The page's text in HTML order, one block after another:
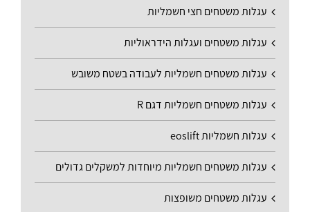
עגלות משטחים חצי חשמליות
עגלות משטחים ועגלות הידראוליות
עגלות משטחים חשמליות לעבודה בשטח משובש
עגלות משטחים חשמליות דגם R
עגלות חשמליות eoslift
עגלות משטחים חשמליות מיוחדות למשקלים גדולים
עגלות משטחים משופצות